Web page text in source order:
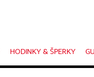
HODINKY & ŠPERKY